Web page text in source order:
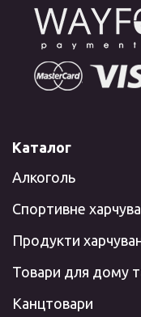
Каталог
Алкоголь
Спортивне
Продукти
Товари для дому
Канцтовари